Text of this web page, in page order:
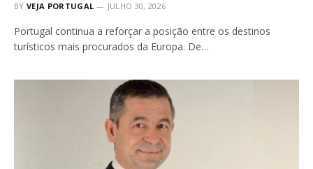
BY VEJA PORTUGAL JULHO 30, 2026
Portugal continua a reforçar a posição entre os destinos
turísticos mais procurados da Europa. De…